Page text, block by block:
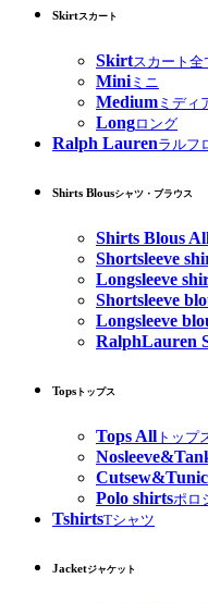
Skirtスカート
Skirtスカート全
Miniミニ
Medium ミディ
Longロング
Ralph Laurenラルフ
Shirts Blousシャツ・ブラウス
Shirts Blous
Shortsleeve
Longsleeve
Shortsleeve
Longsleeve
RalphLauren
Tops トップス
Tops All トップ
Cutsew&Tunic
Polo shirtsポロ
TshirtsTシャツ
Jacketジャケット